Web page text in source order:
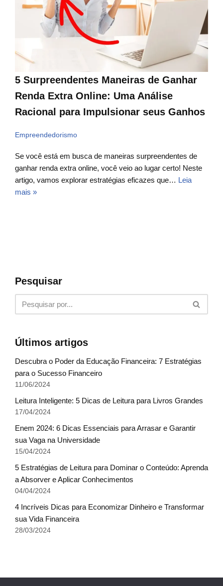
5 Surpreendentes Maneiras de Ganhar
Renda Extra Online: Uma Análise
Racional para Impulsionar seus Ganhos
Empreendedorismo
Se você está em busca de maneiras surpreendentes de
ganhar renda extra online, você veio ao lugar certo! Neste
artigo, vamos explorar estratégias eficazes que… Leia
mais »
Pesquisar
Últimos artigos
Descubra o Poder da Educação Financeira: 7 Estratégias
para o Sucesso Financeiro
11/06/2024
Leitura Inteligente: 5 Dicas de Leitura para Livros Grandes
17/04/2024
Enem 2024: 6 Dicas Essenciais para Arrasar e Garantir
sua Vaga na Universidade
15/04/2024
5 Estratégias de Leitura para Dominar o Conteúdo: Aprenda
a Absorver e Aplicar Conhecimentos
04/04/2024
4 Incríveis Dicas para Economizar Dinheiro e Transformar
sua Vida Financeira
28/03/2024